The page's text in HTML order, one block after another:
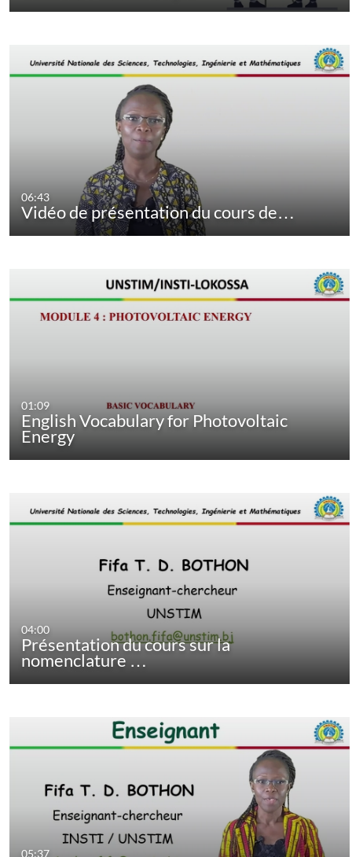
06:43
Vidéo de présentation du cours de…
01:09
English Vocabulary for Photovoltaic
Energy
04:00
Présentation du cours sur la
nomenclature …
05:37